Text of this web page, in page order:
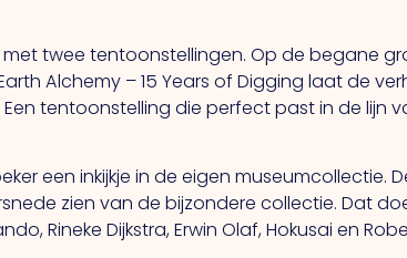
twee tentoonstellingen. Op de begane
Alchemy – 15 Years of Digging laat de
tentoonstelling die perfect past in de
een inkijkje in de eigen museumcollectie.
zien van de bijzondere collectie. Dat
Rineke Dijkstra, Erwin Olaf, Hokusai en